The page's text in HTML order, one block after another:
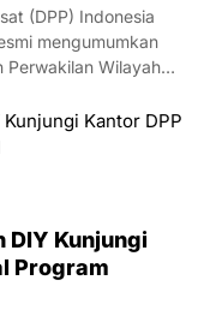
(DPP) Indonesia
mengumumkan
Perwakilan Wilayah…
DIY Kunjungi
Program